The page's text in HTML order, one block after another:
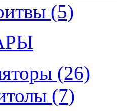
(5)
(26)
(7)